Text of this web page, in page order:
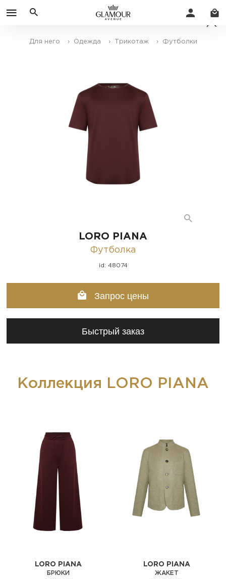
Для него › Одежда › Трикотаж › Футболки
LORO PIANA
Футболка
id: 48074
Запрос цены
Быстрый заказ
Коллекция LORO PIANA
LORO PIANA
БРЮКИ
LORO PIANA
ЖАКЕТ